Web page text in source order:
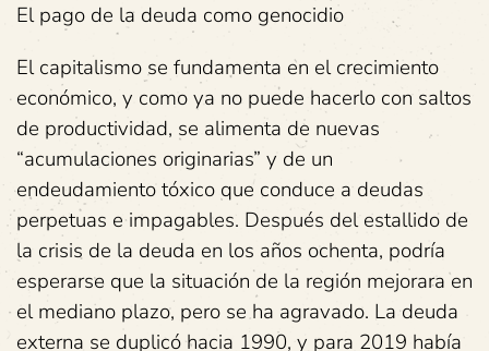
El pago de la deuda como genocidio
El capitalismo se fundamenta en el crecimiento
económico, y como ya no puede hacerlo con saltos
de productividad, se alimenta de nuevas
“acumulaciones originarias” y de un
endeudamiento tóxico que conduce a deudas
perpetuas e impagables. Después del estallido de
la crisis de la deuda en los años ochenta, podría
esperarse que la situación de la región mejorara en
el mediano plazo, pero se ha agravado. La deuda
externa se duplicó hacia 1990, y para 2019 había